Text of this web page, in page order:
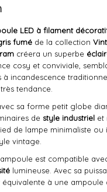
LED à filament
fumé de la collection
créera un superbe
cosy et conviviale,
à incandescence
tendance.
sa forme petit globe
de style industriel et
de lampe minimaliste ou
vintage.
ampoule est compatible
lumineuse. Avec sa
équivalente à une ampoule